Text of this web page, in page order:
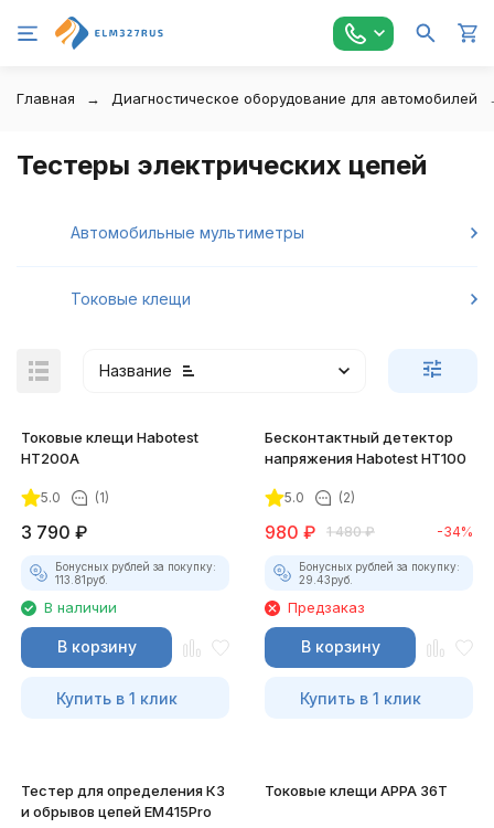
Главная Диагностическое оборудование для автомобилей
Тестеры электрических цепей
Автомобильные мультиметры
Токовые клещи
Название
Токовые клещи Habotest
HT200A
5.0 (1)
3 790 ₽
Бонусных рублей за покупку:
113.81руб.
В наличии
В корзину
Купить в 1 клик
Бесконтактный детектор
напряжения Habotest HT100
5.0 (2)
980 ₽ 1 480 ₽ -34%
Бонусных рублей за покупку:
29.43руб.
Предзаказ
В корзину
Купить в 1 клик
Тестер для определения КЗ
и обрывов цепей EM415Pro
Токовые клещи APPA 36T